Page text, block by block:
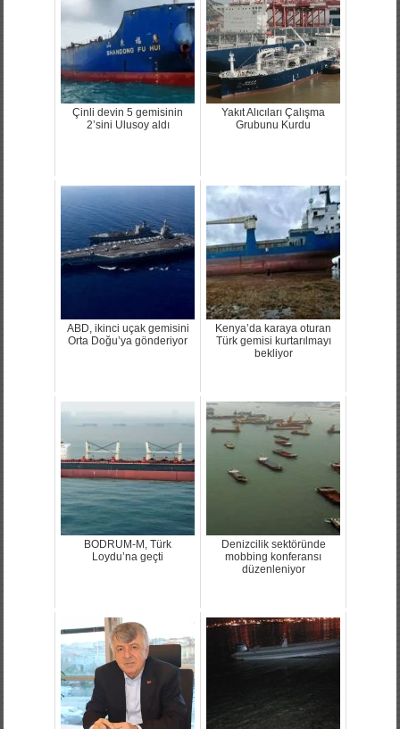
Çinli devin 5 gemisinin
2’sini Ulusoy aldı
Yakıt Alıcıları Çalışma
Grubunu Kurdu
ABD, ikinci uçak gemisini
Orta Doğu’ya gönderiyor
Kenya’da karaya oturan
Türk gemisi kurtarılmayı
bekliyor
BODRUM-M, Türk
Loydu’na geçti
Denizcilik sektöründe
mobbing konferansı
düzenleniyor